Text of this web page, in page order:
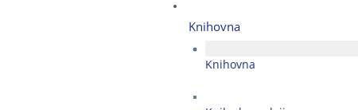
Knihovna
Knihovna